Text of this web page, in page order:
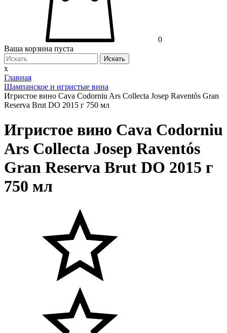
0
Ваша корзина пуста
Искать
x
Главная
Шампанское и игристые вина
Игристое вино Cava Codorniu Ars Collecta Josep Raventós Gran
Reserva Brut DO 2015 г 750 мл
Игристое вино Cava Codorniu
Ars Collecta Josep Raventós
Gran Reserva Brut DO 2015 г
750 мл